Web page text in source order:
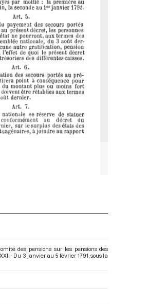
des pensions sur les pensions des
- Du 3 janvier au 5 février 1791 , sous la